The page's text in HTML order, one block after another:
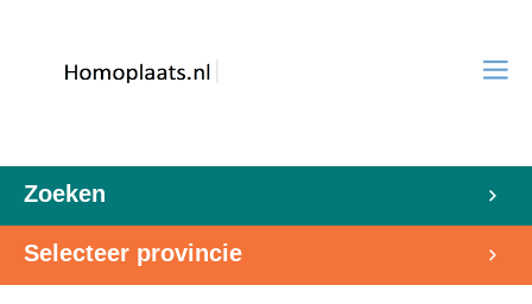
Zoeken
Selecteer provincie